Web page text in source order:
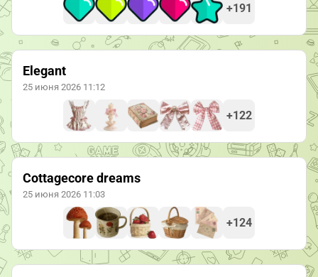
+191
Elegant
25 июня 2026 11:12
+122
Cottagecore dreams
25 июня 2026 11:03
+124